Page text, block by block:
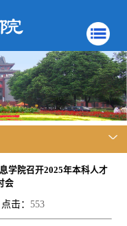
学院召开2025年本科人才
会
击： 553